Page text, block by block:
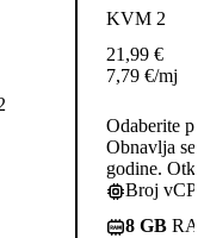
KVM 2
21,99 €
7,79 €/mj
Odaberite
Obnavlja se
godine.
Broj
8 GB